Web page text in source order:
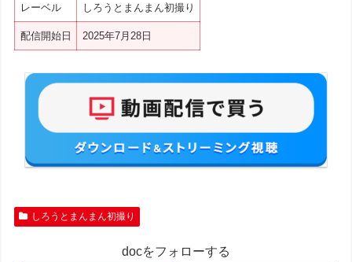
レーベル しろうとまんまん初撮り
配信開始日 2025年7月28日
しろうとまんまん初撮り
docをフォローする